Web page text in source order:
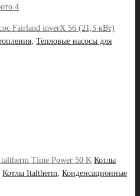
Fairland inverX 56 (21,5 кВт)
, Тепловые насосы для
Time Power 50 K Котлы
Котлы Italtherm, Конденсационные